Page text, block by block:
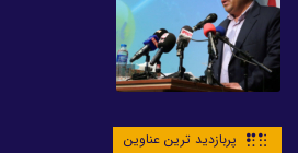
پربازدید ترین عناوین